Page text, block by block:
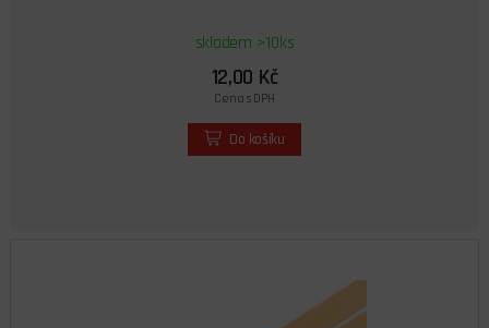
skladem >10ks
12,00 Kč
Cena s DPH
Do košíku